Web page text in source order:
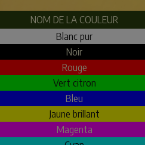
NOM DE LA COULEUR
Blanc pur
Noir
Rouge
Vert citron
Bleu
Jaune brillant
Magenta